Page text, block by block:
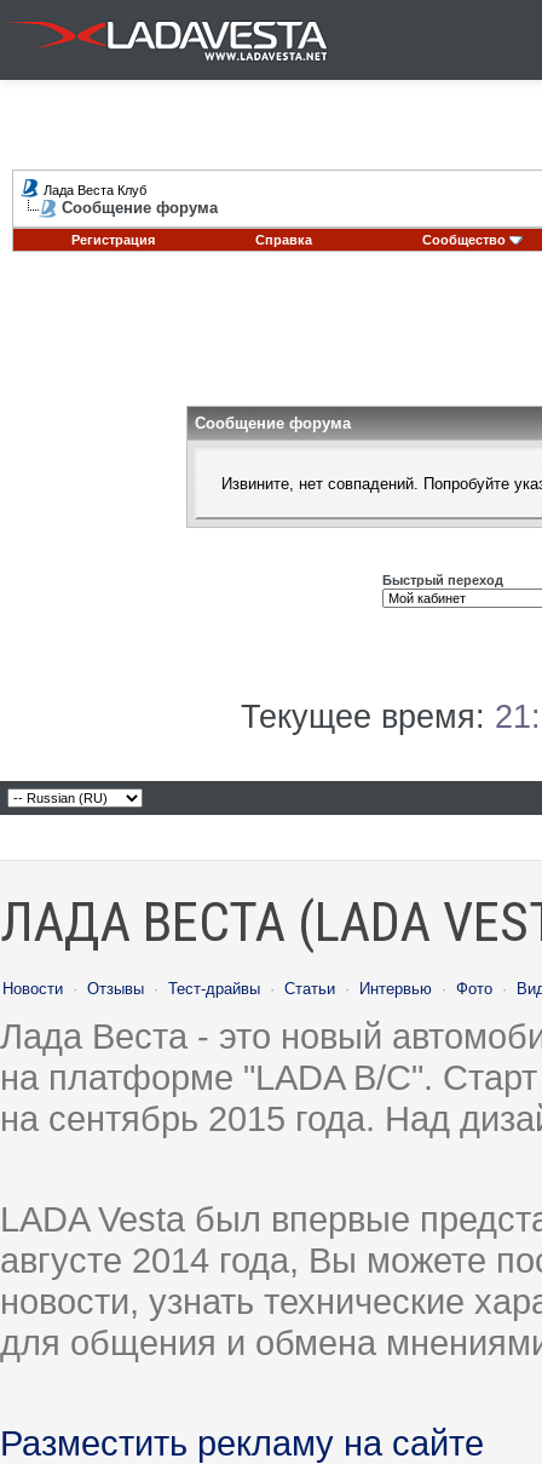
Лада Веста Клуб
Сообщение форума
Регистрация Справка Сообщество
Сообщение форума
Извините, нет совпадений. Попробуйте
Быстрый переход
Текущее время:
ЛАДА ВЕСТА (LADA
Новости · Отзывы · Тест-драйвы · Статьи · Интервью · Фото ·
Лада Веста - это новый
на платформе "LADA B/C".
на сентябрь 2015 года. Над
LADA Vesta был впервые
августе 2014 года, Вы можете
новости, узнать технические
для общения и обмена
Разместить рекламу на сайте